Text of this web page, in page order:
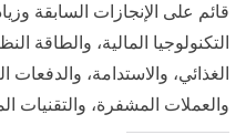
قائم على الإنجازات السابقة
التكنولوجيا المالية، والطاقة
الغذائي، والاستدامة، والدفعات
والعملات المشفرة، والتقنيات